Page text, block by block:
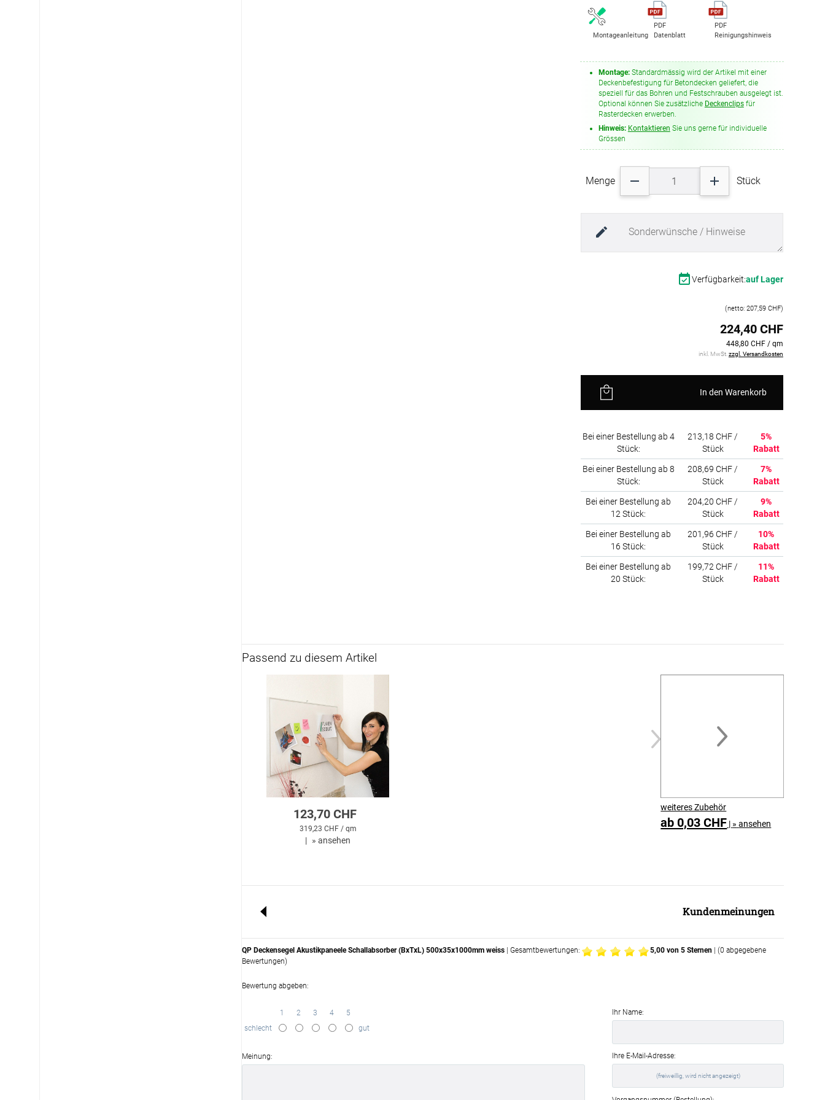
beträchtlich zu senken vermag. Blickfang und i-
Tüpfelchen ist der elegante und hochwertige Nielsen
Design Alurahmen.
Profilschienen, 4 Stahlwinkel, eine Schall-Absorberplatte
aus PET-Vlies in der Abmessung (BxTxL)
500x25x1000mm und ein Set für die Deckenabhängung
Farbgruppe: weiss
Materialart: Polyethylenterephthalat
Brandverhalten: Schwer entflammbar
13501-1, C – s3, d0
Schallabsorptionsklasse: C
Montageanleitung
PDF
Datenblatt
PDF
Reinigungshinweis
Montage:Standardmässig wird der Artikel mit einer
Deckenbefestigung für Betondecken geliefert, die
speziell für das Bohren und Festschrauben ausgelegt ist.
Optional können Sie zusätzliche Deckenclipsfür
Rasterdecken erwerben.
Hinweis: Kontaktieren Sie uns gerne für individuelle
Grössen
Menge Stück
Verfügbarkeit:auf Lager
(netto: 207,59 CHF)
224,40 CHF
448,80 CHF / qm
inkl. MwSt. zzgl. Versandkosten
In den Warenkorb
Bei einer Bestellung ab 4
Stück:
213,18 CHF /
Stück
5%
Rabatt
Bei einer Bestellung ab 8
Stück:
208,69 CHF /
Stück
7%
Rabatt
Bei einer Bestellung ab
12 Stück:
204,20 CHF /
Stück
9%
Rabatt
Bei einer Bestellung ab
16 Stück:
201,96 CHF /
Stück
10%
Rabatt
Bei einer Bestellung ab
20 Stück:
199,72 CHF /
Stück
11%
Rabatt
Passend zu diesem Artikel
123,70 CHF
319,23 CHF / qm
| » ansehen
weiteres Zubehör
ab 0,03 CHF | » ansehen
Kundenmeinungen
QP Deckensegel Akustikpaneele Schallabsorber (BxTxL) 500x35x1000mm weiss | Gesamtbewertungen: 5,00 von 5 Sternen | (0 abgegebene
Bewertungen)
Bewertung abgeben:
1 2 3 4
5
schlecht
gut
Meinung:
Ihr Name:
Ihre E-Mail-Adresse: